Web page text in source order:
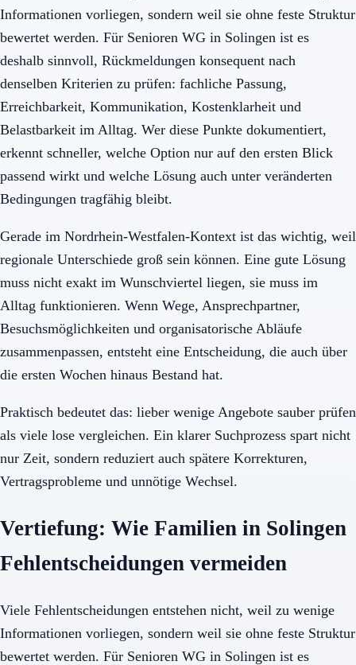
Informationen vorliegen, sondern weil sie ohne feste Struktur
bewertet werden. Für Senioren WG in Solingen ist es
deshalb sinnvoll, Rückmeldungen konsequent nach
denselben Kriterien zu prüfen: fachliche Passung,
Erreichbarkeit, Kommunikation, Kostenklarheit und
Belastbarkeit im Alltag. Wer diese Punkte dokumentiert,
erkennt schneller, welche Option nur auf den ersten Blick
passend wirkt und welche Lösung auch unter veränderten
Bedingungen tragfähig bleibt.
Gerade im Nordrhein-Westfalen-Kontext ist das wichtig, weil
regionale Unterschiede groß sein können. Eine gute Lösung
muss nicht exakt im Wunschviertel liegen, sie muss im
Alltag funktionieren. Wenn Wege, Ansprechpartner,
Besuchsmöglichkeiten und organisatorische Abläufe
zusammenpassen, entsteht eine Entscheidung, die auch über
die ersten Wochen hinaus Bestand hat.
Praktisch bedeutet das: lieber wenige Angebote sauber prüfen
als viele lose vergleichen. Ein klarer Suchprozess spart nicht
nur Zeit, sondern reduziert auch spätere Korrekturen,
Vertragsprobleme und unnötige Wechsel.
Vertiefung: Wie Familien in Solingen
Fehlentscheidungen vermeiden
Viele Fehlentscheidungen entstehen nicht, weil zu wenige
Informationen vorliegen, sondern weil sie ohne feste Struktur
bewertet werden. Für Senioren WG in Solingen ist es